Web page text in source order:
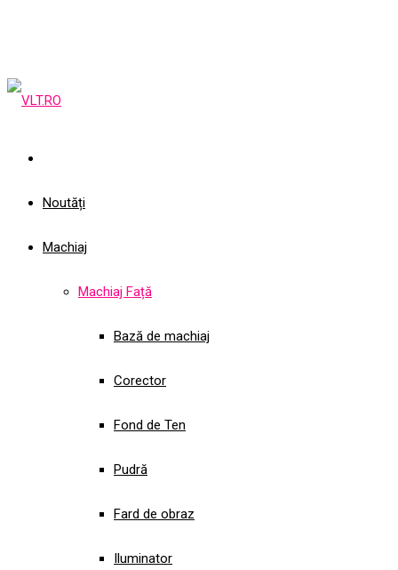
Noutăți
Machiaj
Machiaj Față
Bază de machiaj
Corector
Fond de Ten
Pudră
Fard de obraz
Iluminator